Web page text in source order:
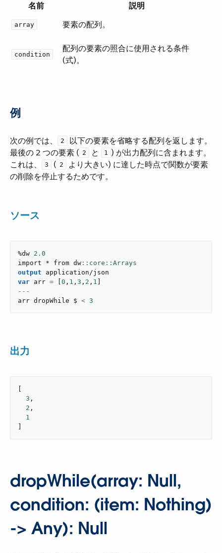
名前 説明
array 要素の配列。
condition
配列の要素の照合に使用される条件
(式)。
例
次の例では、​ 2
​ 以下の要素を省略する配列を返します。
最後の 2 つの要素 (​ 2 ​ と ​ 1 ​) が出力配列に含まれます。
これは、​
3 ​ (​ 2
​ より大きい) に達した時点で関数が要素
の削除を停止するためです。
ソース
%dw 2.0
import * from dw
output
application/json
var arr = 0 , 1 , 3 , 2 , 1
---
arr dropWhile $ < 3
出力
3 ,
2 ,
1
dropWhile(array: Null,
condition: (item: Nothing)
-> Any): Null